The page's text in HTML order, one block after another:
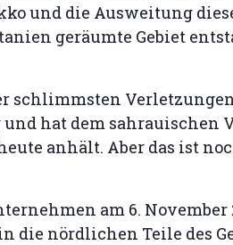
und die Ausweitung
geräumte Gebiet
schlimmsten
hat dem sahrauischen
anhält. Aber das ist
am 6. November
die nördlichen Teile des